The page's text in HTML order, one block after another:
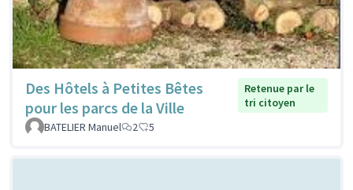
Des Hôtels à Petites Bêtes
pour les parcs de la Ville
Retenue par le
tri citoyen
BATELIER Manuel
2 5